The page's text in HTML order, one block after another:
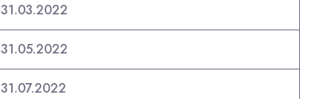
31.03.2022
31.05.2022
31.07.2022